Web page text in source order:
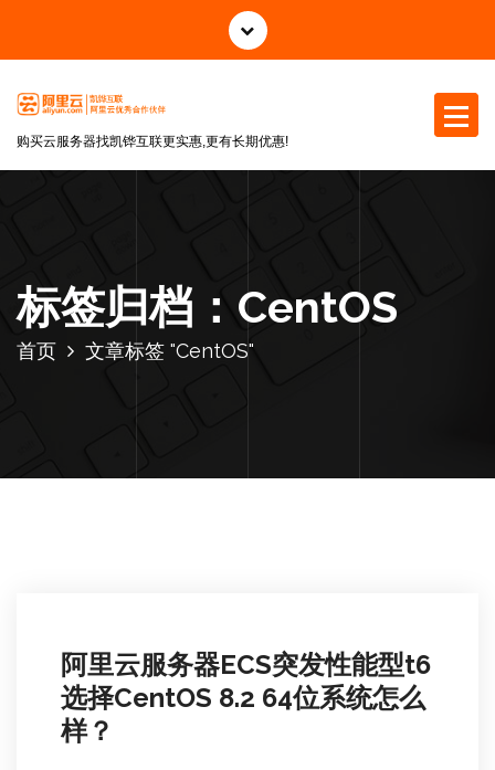
正
购买云服务器找凯铧互联更实惠,更有长期优惠!
标签归档：CentOS
首页 文章标签 "CentOS"
阿里云服务器ECS突发性能型t6
选择CentOS 8.2 64位系统怎么
样？